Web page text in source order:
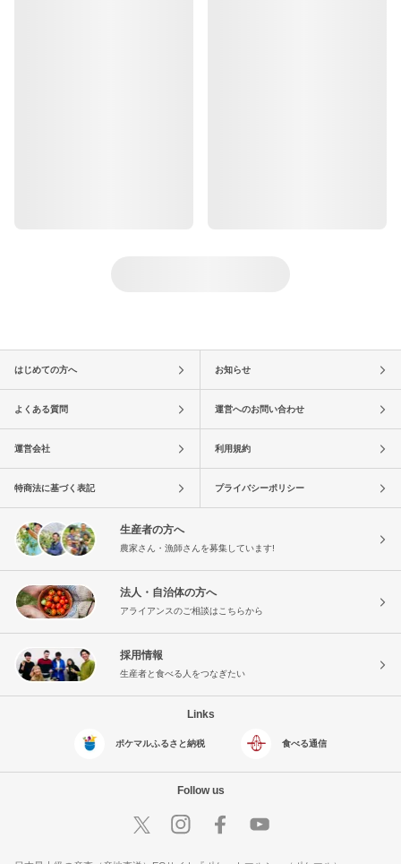
はじめての方へ お知らせ
よくある質問 運営へのお問い合わせ
運営会社 利用規約
特商法に基づく表記 プライバシーポリシー
生産者の方へ
農家さん・漁師さんを募集しています!
法人・自治体の方へ
アライアンスのご相談はこちらから
採用情報
生産者と食べる人をつなぎたい
Links
ポケマルふるさと納税 食べる通信
Follow us